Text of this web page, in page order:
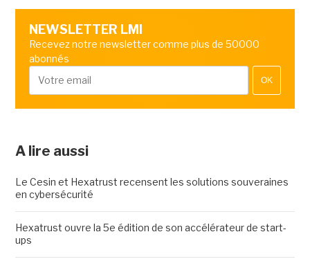
NEWSLETTER LMI
Recevez notre newsletter comme plus de 50000
abonnés
OK
A lire aussi
Le Cesin et Hexatrust recensent les solutions souveraines
en cybersécurité
Hexatrust ouvre la 5e édition de son accélérateur de start-
ups